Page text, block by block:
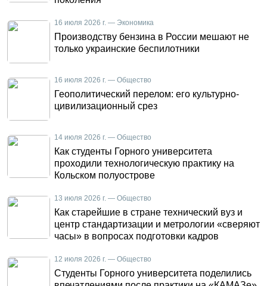
16 июля 2026 г. — Экономика
Производству бензина в России мешают не
только украинские беспилотники
16 июля 2026 г. — Общество
Геополитический перелом: его культурно-
цивилизационный срез
14 июля 2026 г. — Общество
Как студенты Горного университета
проходили технологическую практику на
Кольском полуострове
13 июля 2026 г. — Общество
Как старейшие в стране технический вуз и
центр стандартизации и метрологии «сверяют
часы» в вопросах подготовки кадров
12 июля 2026 г. — Общество
Студенты Горного университета поделились